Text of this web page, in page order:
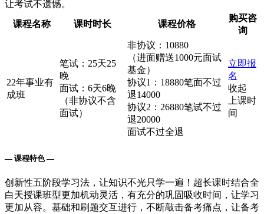
让考试不遗憾。
课程名称
课时时长 课程价格
购买咨
询
22年事业有
成班
笔试：25天25
晚
面试：6天6晚
（非协议不含
面试）
非协议：10880
（进面赠送1000元面试
基金）
协议1：18880笔面不过
退14000
协议2：26880笔试不过
退20000
面试不过全退
立即报
名
收起
上课时
间
— 课程特色 —
创新性五阶段学习法，让知识不光只学一遍！超长课时结合全
白天授课班型更加机动灵活，有充分的巩固吸收时间，让学习
更加从容。基础和刷题交互进行，不断敲击备考痛点，让备考